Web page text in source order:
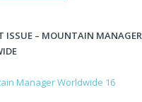
ISSUE – MOUNTAIN MANAGER